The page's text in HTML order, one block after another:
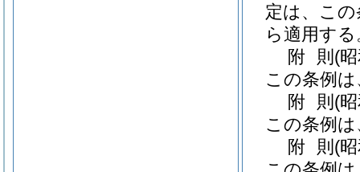
定は、こ
ら適用する
附 則 (
この条例
附 則 (
この条例
附 則 (